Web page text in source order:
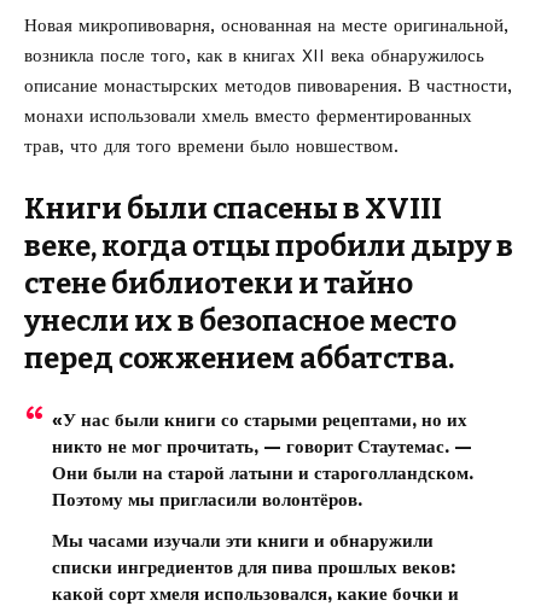
Новая микропивоварня, основанная на месте оригинальной,
возникла после того, как в книгах XII века обнаружилось
описание монастырских методов пивоварения. В частности,
монахи использовали хмель вместо ферментированных
трав, что для того времени было новшеством.
Книги были спасены в XVIII
веке, когда отцы пробили дыру в
стене библиотеки и тайно
унесли их в безопасное место
перед сожжением аббатства.
«У нас были книги со старыми рецептами, но их
никто не мог прочитать, — говорит Стаутемас. —
Они были на старой латыни и староголландском.
Поэтому мы пригласили волонтёров.
Мы часами изучали эти книги и обнаружили
списки ингредиентов для пива прошлых веков:
какой сорт хмеля использовался, какие бочки и